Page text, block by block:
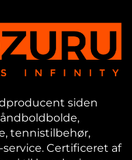
siden
tennistilbehør,
Certificeret af